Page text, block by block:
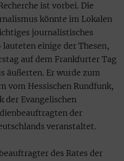
ist vorbei. Die
könnte im Lokalen
journalistisches
lauteten einige der Thesen,
auf dem Frankfurter Tag
äußerten. Er wurde zum
vom Hessischen Rundfunk,
der Evangelischen
der
veranstaltet.
des Rates der